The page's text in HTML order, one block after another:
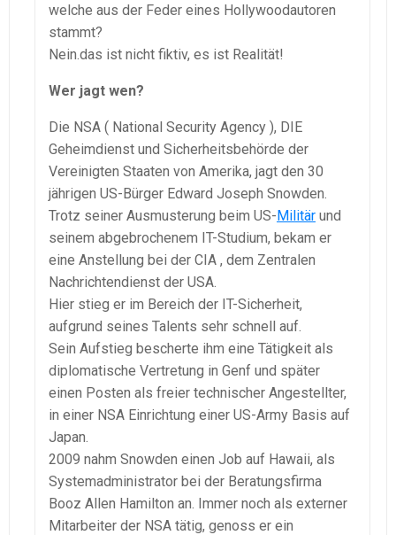
welche aus der Feder eines Hollywoodautoren
stammt?
Nein.das ist nicht fiktiv, es ist Realität!
Wer jagt wen?
Die NSA ( National Security Agency ), DIE
Geheimdienst und Sicherheitsbehörde der
Vereinigten Staaten von Amerika, jagt den 30
jährigen US-Bürger Edward Joseph Snowden.
Trotz seiner Ausmusterung beim US-Militär und
seinem abgebrochenem IT-Studium, bekam er
eine Anstellung bei der CIA , dem Zentralen
Nachrichtendienst der USA.
Hier stieg er im Bereich der IT-Sicherheit,
aufgrund seines Talents sehr schnell auf.
Sein Aufstieg bescherte ihm eine Tätigkeit als
diplomatische Vertretung in Genf und später
einen Posten als freier technischer Angestellter,
in einer NSA Einrichtung einer US-Army Basis auf
Japan.
2009 nahm Snowden einen Job auf Hawaii, als
Systemadministrator bei der Beratungsfirma
Booz Allen Hamilton an. Immer noch als externer
Mitarbeiter der NSA tätig, genoss er ein